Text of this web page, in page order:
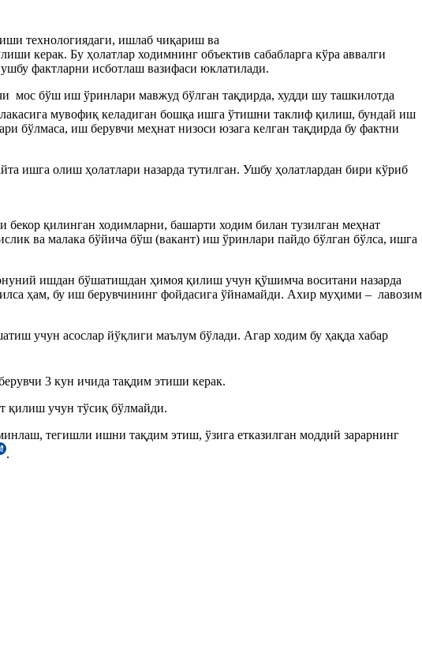
технологиядаги, ишлаб чиқариш ва
керак. Бу ҳолатлар ходимнинг объектив сабабларга кўра аввалги
фактларни исботлаш вазифаси юклатилади.
мос бўш иш ўринлари мавжуд бўлган тақдирда, худди шу ташкилотда
мувофиқ келадиган бошқа ишга ўтишни таклиф қилиш, бундай иш
бўлмаса, иш берувчи меҳнат низоси юзага келган тақдирда бу фактни
ишга олиш ҳолатлари назарда тутилган. Ушбу ҳолатлардан бири кўриб
бекор қилинган ходимларни, башарти ходим билан тузилган меҳнат
ва малака бўйича бўш (вакант) иш ўринлари пайдо бўлган бўлса, ишга
ишдан бўшатишдан ҳимоя қилиш учун қўшимча воситани назарда
ҳам, бу иш берувчининг фойдасига ўйнамайди. Ахир муҳими – лавозим
учун асослар йўқлиги маълум бўлади. Агар ходим бу ҳақда хабар
3 кун ичида тақдим этиши керак.
қилиш учун тўсиқ бўлмайди.
тегишли ишни тақдим этиш, ўзига етказилган моддий зарарнинг
.